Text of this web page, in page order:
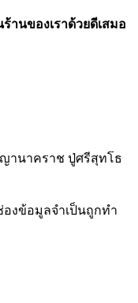
นของเราด้วยดีเสมอ
านาคราช ปู่ศรีสุทโธ
องข้อมูลจำเป็นถูกทำ